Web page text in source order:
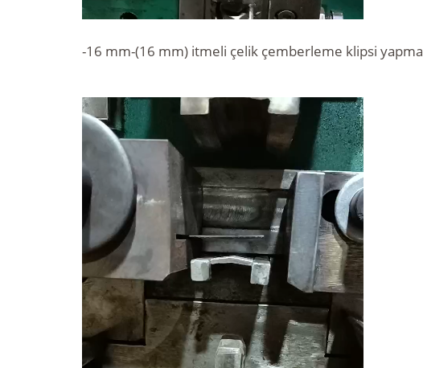
-16 mm-(16 mm) itmeli çelik çemberleme klipsi yapma